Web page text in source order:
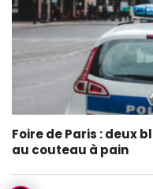
Foire de Paris : deux
au couteau à pain